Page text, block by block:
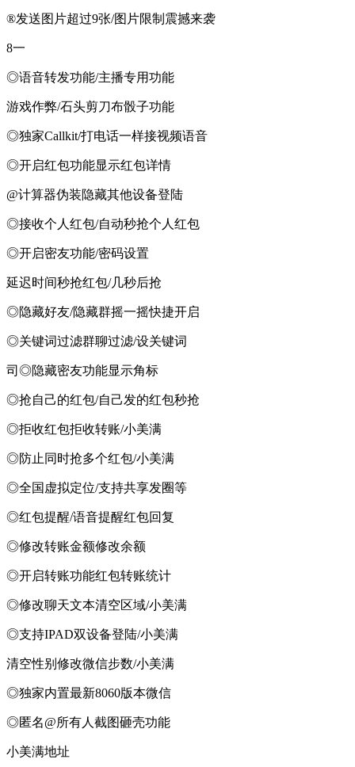
®发送图片超过9张/图片限制震撼来袭
8一
◎语音转发功能/主播专用功能
游戏作弊/石头剪刀布骰子功能
◎独家Callkit/打电话一样接视频语音
◎开启红包功能显示红包详情
@计算器伪装隐藏其他设备登陆
◎接收个人红包/自动秒抢个人红包
◎开启密友功能/密码设置
延迟时间秒抢红包/几秒后抢
◎隐藏好友/隐藏群摇一摇快捷开启
◎关键词过滤群聊过滤/设关键词
司◎隐藏密友功能显示角标
◎抢自己的红包/自己发的红包秒抢
◎拒收红包拒收转账/小美满
◎防止同时抢多个红包/小美满
◎全国虚拟定位/支持共享发圈等
◎红包提醒/语音提醒红包回复
◎修改转账金额修改余额
◎开启转账功能红包转账统计
◎修改聊天文本清空区域/小美满
◎支持IPAD双设备登陆/小美满
清空性别修改微信步数/小美满
◎独家内置最新8060版本微信
◎匿名@所有人截图砸壳功能
小美满地址